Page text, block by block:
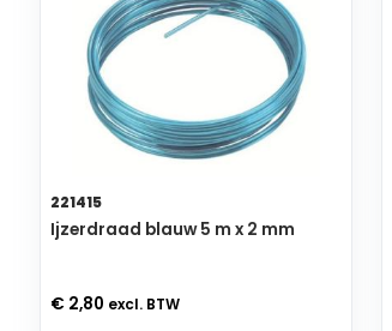
221415
Ijzerdraad blauw 5 m x 2 mm
€ 2,80 excl. BTW